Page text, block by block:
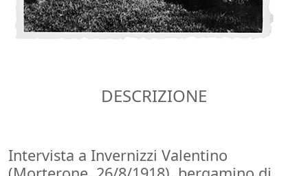
DESCRIZIONE
Intervista a Invernizzi Valentino